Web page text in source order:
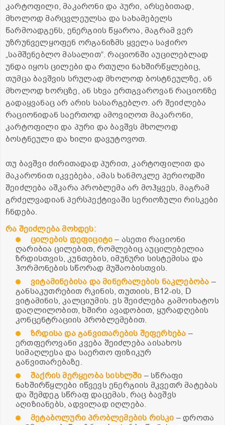
კარტოფილი, მაკარონი და პური, არსებითად,
მხოლოდ მარცვლეულსა და სახამებელს
წარმოადგენს, ენერგიის წყაროა, მაგრამ ვერ
უზრუნველყოფენ ორგანიზმს ყველა საჭირო
„სამშენებლო მასალით“. რაციონში აუცილებლად
უნდა იყოს ცილები და რთული ნახშირწყლებიც,
თუმცა ბავშვის სრულად მხოლოდ ბოსტნეულზე, ან
მხოლოდ ხორცზე, ან სხვა ერთგვაროვან რაციონზე
გადაყვანაც არ არის სასარგებლო. არ შეიძლება
რაციონიდან საერთოდ ამოვიღოთ მაკარონი,
კარტოფილი და პური და ბავშვს მხოლოდ
ბოსტნეული და ხილი დავუტოვოთ.
თუ ბავშვი ძირითადად პურით, კარტოფილით და
მაკარონით იკვებება, ამას ხანმოკლე პერიოდში
შეიძლება აშკარა პრობლემა არ მოჰყვეს, მაგრამ
გრძელვადიან პერსპექტივაში სერიოზული რისკები
ჩნდება.
რა შეიძლება მოხდეს:
ცილების დეფიციტი– ასეთი რაციონი
ღარიბია ცილებით, რომლებიც აუცილებელია
ზრდისთვის, კუნთების, იმუნური სისტემისა და
ჰორმონების სწორად მუშაობისთვის.
ვიტამინებისა და მინერალების ნაკლებობა –
განსაკუთრებით რკინის, თუთიის, B12-ის, D
ვიტამინის, კალციუმის. ეს შეიძლება გამოიხატოს
დაღლილობით, ხშირი ავადობით, ყურადღების
კონცენტრაციის პრობლემებით.
ზრდისა და განვითარების შეფერხება –
ერთფეროვანი კვება შეიძლება აისახოს
სიმაღლესა და საერთო ფიზიკურ
განვითარებაზე.
შაქრის მერყეობა სისხლში – სწრაფი
ნახშირწყლები იწვევს ენერგიის მკვეთრ მატებას
და შემდეგ სწრაფ დაცემას, რაც ბავშვს
აღიზიანებს, ადვილად იღლება.
მეტაბოლური პრობლემების რისკი – დროთა